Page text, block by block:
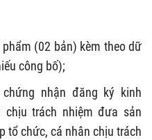
(02 bản) kèm theo dữ
công bố);
nhận đăng ký kinh
trách nhiệm đưa sản
tổ chức, cá nhân chịu trách